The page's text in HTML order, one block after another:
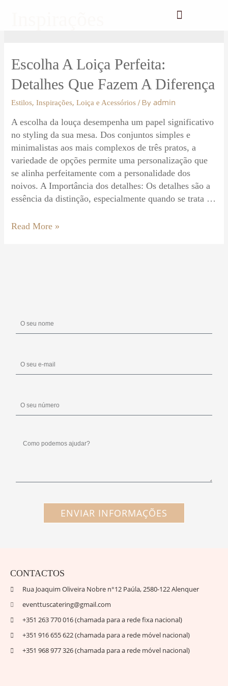
Escolha A Loiça Perfeita:
Detalhes Que Fazem A Diferença
Estilos,Inspirações,Loiça e Acessórios / Byadmin
A escolha da louça desempenha um papel significativo
no styling da sua mesa. Dos conjuntos simples e
minimalistas aos mais complexos de três pratos, a
variedade de opções permite uma personalização que
se alinha perfeitamente com a personalidade dos
noivos. A Importância dos detalhes: Os detalhes são a
essência da distinção, especialmente quando se trata …
Read More »
ENVIAR INFORMAÇÕES
CONTACTOS
Rua Joaquim Oliveira Nobre n°12 Paúla, 2580-122 Alenquer
eventtuscatering@gmail.com
+351 263 770 016 (chamada para a rede fixa nacional)
+351 916 655 622 (chamada para a rede móvel nacional)
+351 968 977 326 (chamada para a rede móvel nacional)